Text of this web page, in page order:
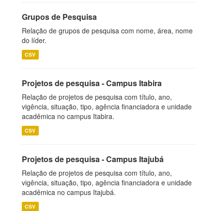
Grupos de Pesquisa
Relação de grupos de pesquisa com nome, área, nome
do líder.
CSV
Projetos de pesquisa - Campus Itabira
Relação de projetos de pesquisa com título, ano,
vigência, situação, tipo, agência financiadora e unidade
acadêmica no campus Itabira.
CSV
Projetos de pesquisa - Campus Itajubá
Relação de projetos de pesquisa com título, ano,
vigência, situação, tipo, agência financiadora e unidade
acadêmica no campus Itajubá.
CSV